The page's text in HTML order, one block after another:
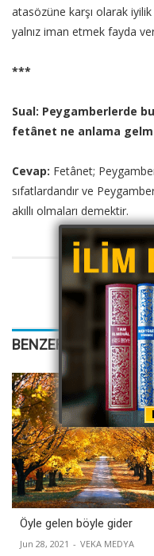
atasözüne karşı olarak
yalnız iman etmek fayda
***
Sual: Peygamberlerde
fetânet ne anlama
Cevap: Fetânet;
sıfatlardandır ve
akıllı olmaları demektir.
BENZER YAZILARIMIZ
Öyle gelen böyle gider
Jun 28, 2021 - VEKA MEDYA